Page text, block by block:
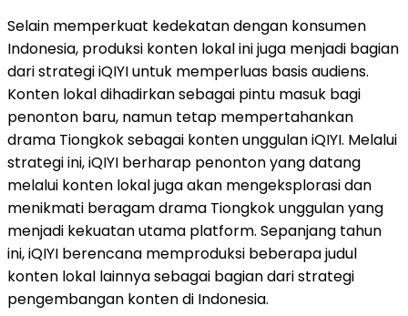
Selain memperkuat kedekatan dengan konsumen
Indonesia, produksi konten lokal ini juga menjadi bagian
dari strategi iQIYI untuk memperluas basis audiens.
Konten lokal dihadirkan sebagai pintu masuk bagi
penonton baru, namun tetap mempertahankan
drama Tiongkok sebagai konten unggulan iQIYI. Melalui
strategi ini, iQIYI berharap penonton yang datang
melalui konten lokal juga akan mengeksplorasi dan
menikmati beragam drama Tiongkok unggulan yang
menjadi kekuatan utama platform. Sepanjang tahun
ini, iQIYI berencana memproduksi beberapa judul
konten lokal lainnya sebagai bagian dari strategi
pengembangan konten di Indonesia.